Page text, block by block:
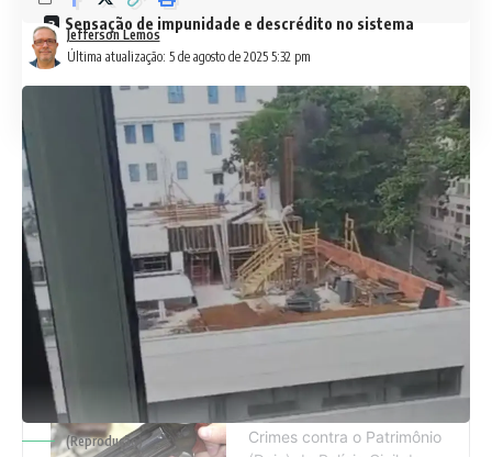
Sensação de impunidade e descrédito no sistema
Revolta popular e clamor por justiça
No alvará de soltura, o juiz responsável pela decisão alegou
que “não se pode presumir que os acusados retornarão a
delinquir”, afirmando que qualquer previsão seria “exercício
de futurologia”. Não é piada, nem futurologia, é questão de
bom senso.
Última atualização: 5 de agosto de 2025 5:32 pm
Jefferson Lemos
(Reprodução)